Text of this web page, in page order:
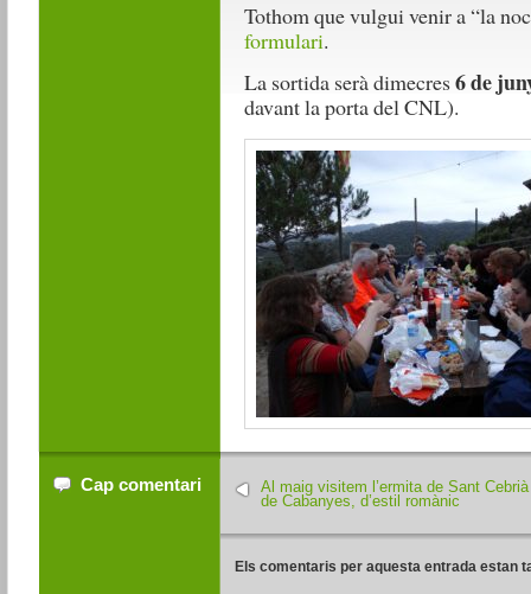
Tothom que vulgui venir a “la
formulari.
La sortida serà dimecres6 de
davant la porta del CNL).
Cap comentari
Al maig visitem l’ermita de Sant Cebrià
de Cabanyes, d’estil romànic
Els comentaris per aquesta entrada estan